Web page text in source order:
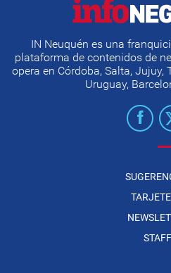
IN Neuquén es una
plataforma de contenidos de
opera en Córdoba, Salta, Jujuy,
Uruguay,
STAFF